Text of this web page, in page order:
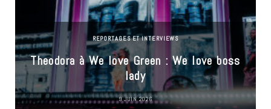
REPORTAGES ET INTERVIEWS
Theodora à We love Green : We love boss
lady
9 JUIN 2026